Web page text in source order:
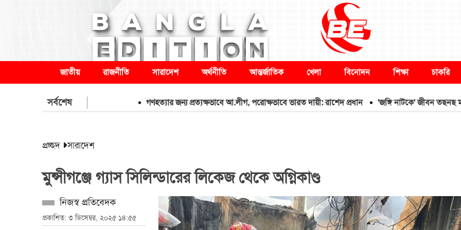
জাতীয় রাজনীতি সারাদেশ অর্থনীতি আন্তর্জাতিক খেলা বিনোদন শিক্ষা চাকরি
সর্বশেষ গণহত্যার জন্য প্রত্যক্ষভাবে আ.লীগ, পরোক্ষভাবে ভারত দায়ী: রাশেদ প্রধান 'জঙ্গি নাটকে' জীবন তছনছ
প্রচ্ছদ সারাদেশ
মুন্সীগঞ্জে গ্যাস সিলিন্ডারের লিকেজ থেকে অগ্নিকাণ্ড
নিজস্ব প্রতিবেদক
প্রকাশিত: ৩ ডিসেম্বর, ২০২৫ ১৪:৫৫